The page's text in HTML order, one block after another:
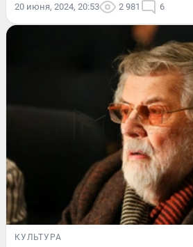
20 июня, 2024, 20:53 2 981 6
КУЛЬТУРА